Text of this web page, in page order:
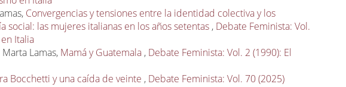
Convergencias y tensiones entre la identidad colectiva y los
social: las mujeres italianas en los años setentas , Debate Feminista: Vol.
Italia
Lamas, Mamá y Guatemala , Debate Feminista: Vol. 2 (1990): El
Bocchetti y una caída de veinte , Debate Feminista: Vol. 70 (2025)